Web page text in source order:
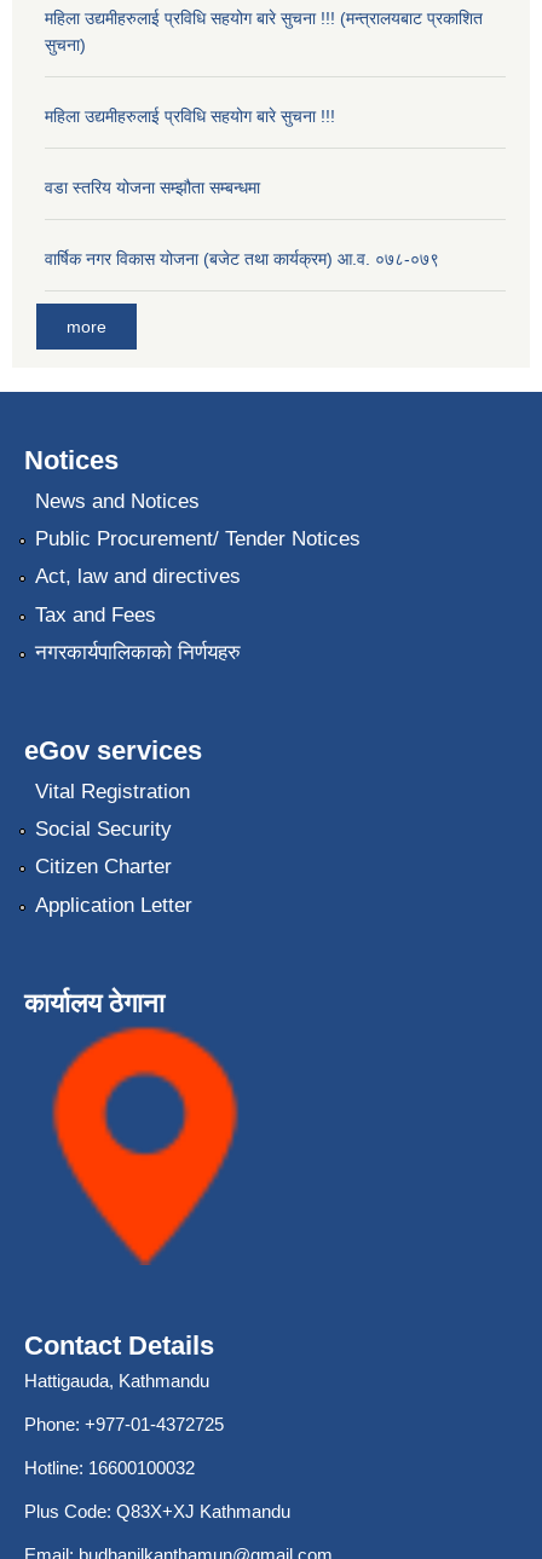
महिला उद्यमीहरुलाई प्रविधि सहयोग बारे सुचना !!! (मन्त्रालयबाट प्रकाशित
सुचना)
महिला उद्यमीहरुलाई प्रविधि सहयोग बारे सुचना !!!
वडा स्तरिय योजना सम्झौता सम्बन्धमा
वार्षिक नगर विकास योजना (बजेट तथा कार्यक्रम) आ.व. ०७८-०७९
more
Notices
News and Notices
Public Procurement/ Tender Notices
Act, law and directives
Tax and Fees
नगरकार्यपालिकाको निर्णयहरु
eGov services
Vital Registration
Social Security
Citizen Charter
Application Letter
कार्यालय ठेगाना
Contact Details
Hattigauda, Kathmandu
Phone: +977-01-4372725
Hotline: 16600100032
Plus Code: Q83X+XJ Kathmandu
Email: budhanilkanthamun@gmail.com